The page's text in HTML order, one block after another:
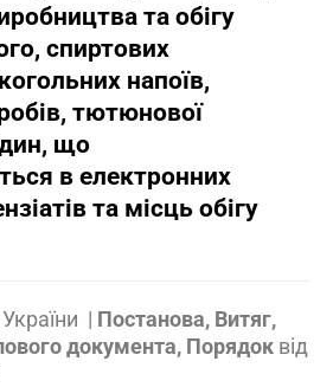
та обігу
спиртових
напоїв,
тютюнової
що
в електронних
та місць обігу
| Постанова, Витяг,
документа, Порядок від